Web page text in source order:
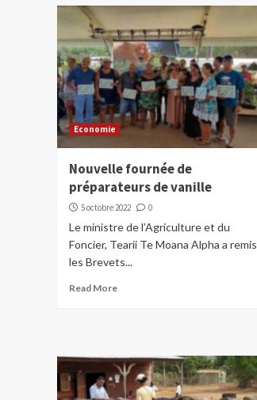
Economie
Nouvelle fournée de
préparateurs de vanille
5 octobre 2022 0
Le ministre de l’Agriculture et du
Foncier, Tearii Te Moana Alpha a remis
les Brevets...
Read More